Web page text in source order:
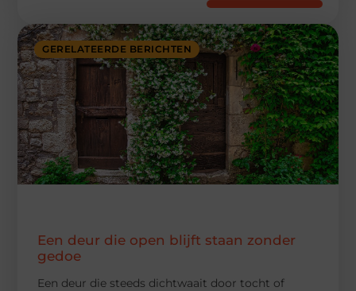
GERELATEERDE BERICHTEN
Een deur die open blijft staan zonder
gedoe
Een deur die steeds dichtwaait door tocht of